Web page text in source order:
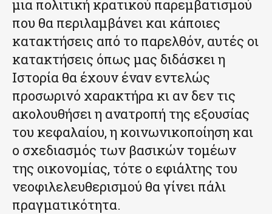
μια πολιτική κρατικού παρεμβατισμού
που θα περιλαμβάνει και κάποιες
κατακτήσεις από το παρελθόν, αυτές οι
κατακτήσεις όπως μας διδάσκει η
Ιστορία θα έχουν έναν εντελώς
προσωρινό χαρακτήρα κι αν δεν τις
ακολουθήσει η ανατροπή της εξουσίας
του κεφαλαίου, η κοινωνικοποίηση και
ο σχεδιασμός των βασικών τομέων
της οικονομίας, τότε ο εφιάλτης του
νεοφιλελευθερισμού θα γίνει πάλι
πραγματικότητα.